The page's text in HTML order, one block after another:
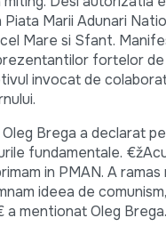
Marii Adunari
Mare si Sfant.
fortelor
invocat de
Brega a declarat
fundamentale.
in PMAN. A
ideea de
a mentionat Oleg Brega.